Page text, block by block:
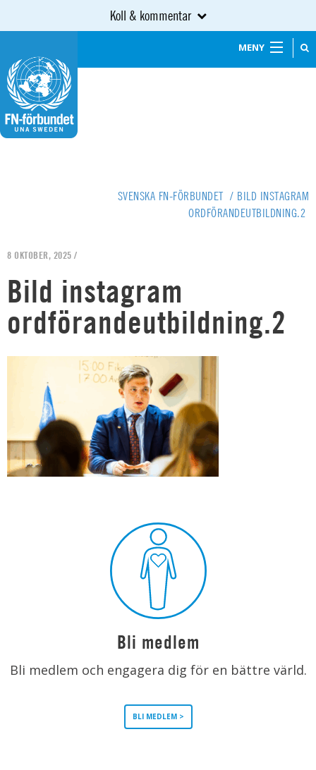
Koll & kommentar
MENY
SVENSKA FN-FÖRBUNDET / BILD INSTAGRAM
ORDFÖRANDEUTBILDNING.2
8 OKTOBER, 2025 /
Bild instagram
ordförandeutbildning.2
Bli medlem
Bli medlem och engagera dig för en bättre värld.
BLI MEDLEM >